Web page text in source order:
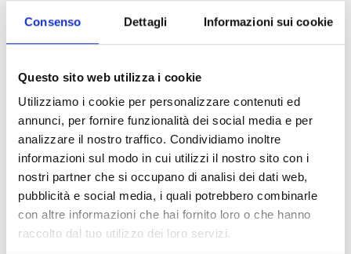
Consenso Dettagli Informazioni sui cookie
Questo sito web utilizza i cookie
Utilizziamo i cookie per personalizzare contenuti ed
annunci, per fornire funzionalità dei social media e per
analizzare il nostro traffico. Condividiamo inoltre
informazioni sul modo in cui utilizzi il nostro sito con i
nostri partner che si occupano di analisi dei dati web,
pubblicità e social media, i quali potrebbero combinarle
con altre informazioni che hai fornito loro o che hanno
raccolto dal tuo utilizzo dei loro servizi.
Centrale anti-intrusion à 5
terminaux, 5 partitions
SmartLiving515
Centrale anti-intrusion de 5 à 15